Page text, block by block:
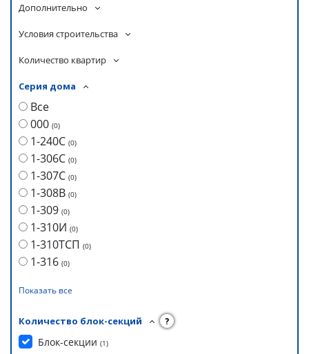
Дополнительно
Условия строительства
Количество квартир
Серия дома
Все
000 (0)
1-240С (0)
1-306С (0)
1-307С (0)
1-308В (0)
1-309 (0)
1-310И (0)
1-310ТСП (0)
1-316 (0)
Показать все
Количество блок-секций ?
Блок-секции (1)